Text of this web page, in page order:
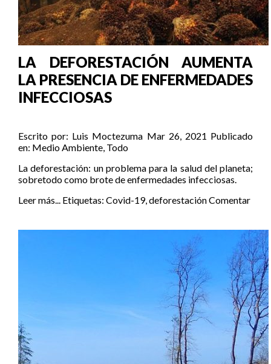
LA DEFORESTACIÓN AUMENTA
LA PRESENCIA DE ENFERMEDADES
INFECCIOSAS
Escrito por: Luis Moctezuma Mar 26, 2021 Publicado
en: Medio Ambiente, Todo
La deforestación: un problema para la salud del planeta;
sobretodo como brote de enfermedades infecciosas.
Leer más... Etiquetas: Covid-19,deforestaciónComentar